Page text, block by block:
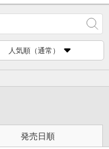
人気順（通常）
発売日順